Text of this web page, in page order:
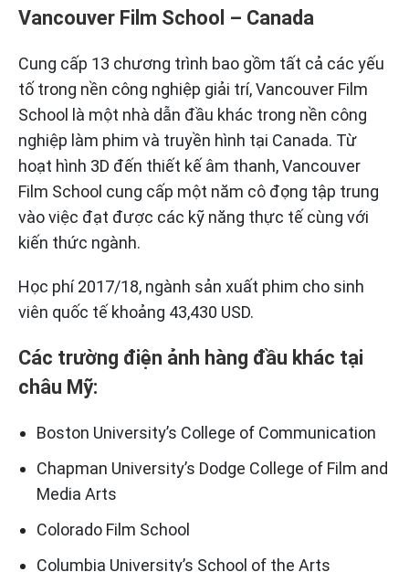
Vancouver Film School – Canada
Cung cấp 13 chương trình bao gồm tất cả các yếu
tố trong nền công nghiệp giải trí, Vancouver Film
School là một nhà dẫn đầu khác trong nền công
nghiệp làm phim và truyền hình tại Canada. Từ
hoạt hình 3D đến thiết kế âm thanh, Vancouver
Film School cung cấp một năm cô đọng tập trung
vào việc đạt được các kỹ năng thực tế cùng với
kiến thức ngành.
Học phí 2017/18, ngành sản xuất phim cho sinh
viên quốc tế khoảng 43,430 USD.
Các trường điện ảnh hàng đầu khác tại
châu Mỹ:
Boston University’s College of Communication
Chapman University’s Dodge College of Film and
Media Arts
Colorado Film School
Columbia University’s School of the Arts